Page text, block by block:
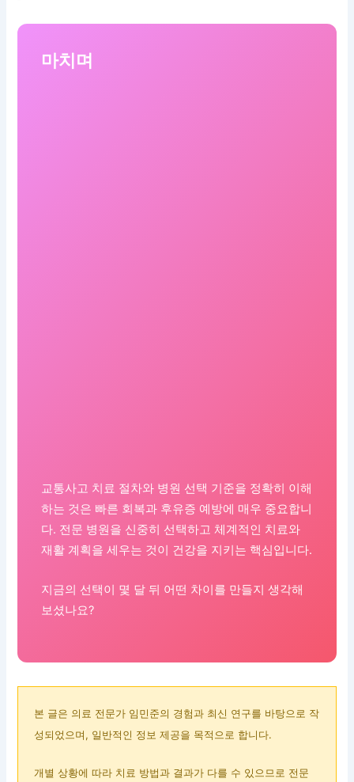
마치며
교통사고 치료 절차와 병원 선택 기준을 정확히 이해
하는 것은 빠른 회복과 후유증 예방에 매우 중요합니
다. 전문 병원을 신중히 선택하고 체계적인 치료와
재활 계획을 세우는 것이 건강을 지키는 핵심입니다.
지금의 선택이 몇 달 뒤 어떤 차이를 만들지 생각해
보셨나요?
본 글은 의료 전문가 임민준의 경험과 최신 연구를 바탕으로 작
성되었으며, 일반적인 정보 제공을 목적으로 합니다.
개별 상황에 따라 치료 방법과 결과가 다를 수 있으므로 전문